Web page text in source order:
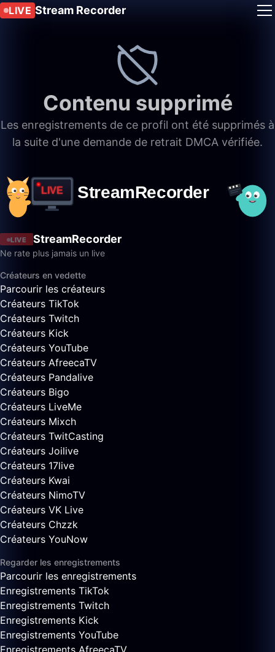
LIVE Stream Recorder
Contenu supprimé
Les enregistrements de ce profil ont été supprimés à
la suite d'une demande de retrait DMCA vérifiée.
LIVE StreamRecorder
Ne rate plus jamais un live
Créateurs en vedette
Parcourir les créateurs
Créateurs TikTok
Créateurs Twitch
Créateurs Kick
Créateurs YouTube
Créateurs AfreecaTV
Créateurs Pandalive
Créateurs Bigo
Créateurs LiveMe
Créateurs Mixch
Créateurs TwitCasting
Créateurs Joilive
Créateurs 17live
Créateurs Kwai
Créateurs NimoTV
Créateurs VK Live
Créateurs Chzzk
Créateurs YouNow
Regarder les enregistrements
Parcourir les enregistrements
Enregistrements TikTok
Enregistrements Twitch
Enregistrements Kick
Enregistrements YouTube